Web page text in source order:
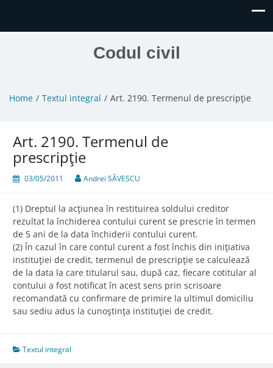
Codul civil
Home Textul integral Art. 2190. Termenul de prescripţie
Art. 2190. Termenul de
prescripţie
03/05/2011 Andrei SĂVESCU
(1) Dreptul la acţiunea în restituirea soldului creditor
rezultat la închiderea contului curent se prescrie în termen
de 5 ani de la data închiderii contului curent.
(2) În cazul în care contul curent a fost închis din iniţiativa
instituţiei de credit, termenul de prescripţie se calculează
de la data la care titularul sau, după caz, fiecare cotitular al
contului a fost notificat în acest sens prin scrisoare
recomandată cu confirmare de primire la ultimul domiciliu
sau sediu adus la cunoştinţa instituţiei de credit.
Textul integral